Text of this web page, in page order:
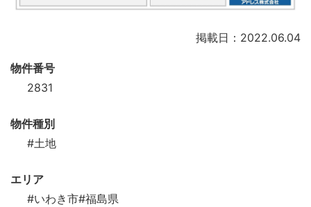
掲載日：2022.06.04
物件番号
2831
物件種別
#土地
エリア
#いわき市#福島県